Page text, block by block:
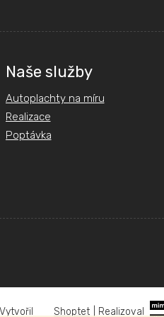
Naše služby
Autoplachty na míru
Realizace
Poptávka
Shoptet Realizoval